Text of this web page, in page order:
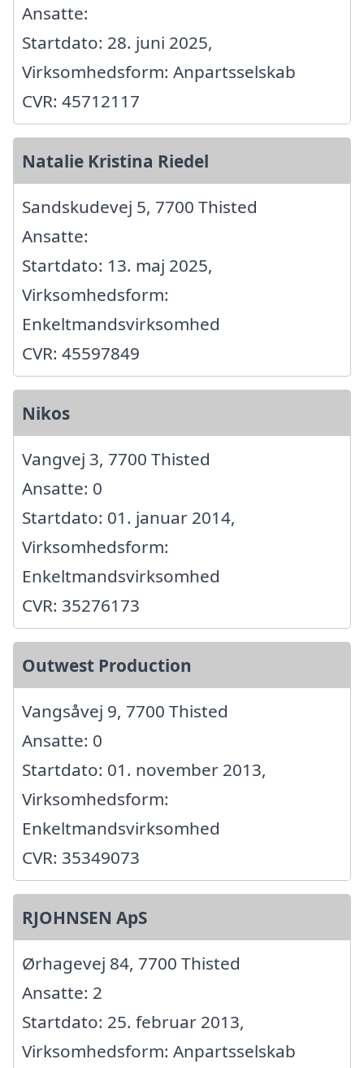
Ansatte:
Startdato: 28. juni 2025,
Virksomhedsform: Anpartsselskab
CVR: 45712117
Natalie Kristina Riedel
Sandskudevej 5, 7700 Thisted
Ansatte:
Startdato: 13. maj 2025,
Virksomhedsform:
Enkeltmandsvirksomhed
CVR: 45597849
Nikos
Vangvej 3, 7700 Thisted
Ansatte: 0
Startdato: 01. januar 2014,
Virksomhedsform:
Enkeltmandsvirksomhed
CVR: 35276173
Outwest Production
Vangsåvej 9, 7700 Thisted
Ansatte: 0
Startdato: 01. november 2013,
Virksomhedsform:
Enkeltmandsvirksomhed
CVR: 35349073
RJOHNSEN ApS
Ørhagevej 84, 7700 Thisted
Ansatte: 2
Startdato: 25. februar 2013,
Virksomhedsform: Anpartsselskab